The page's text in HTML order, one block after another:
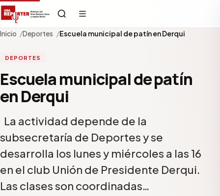
Inicio Deportes Escuela municipal de patín en Derqui
DEPORTES
Escuela municipal de patín
en Derqui
La actividad depende de la
subsecretaría de Deportes y se
desarrolla los lunes y miércoles a las 16
en el club Unión de Presidente Derqui.
Las clases son coordinadas…